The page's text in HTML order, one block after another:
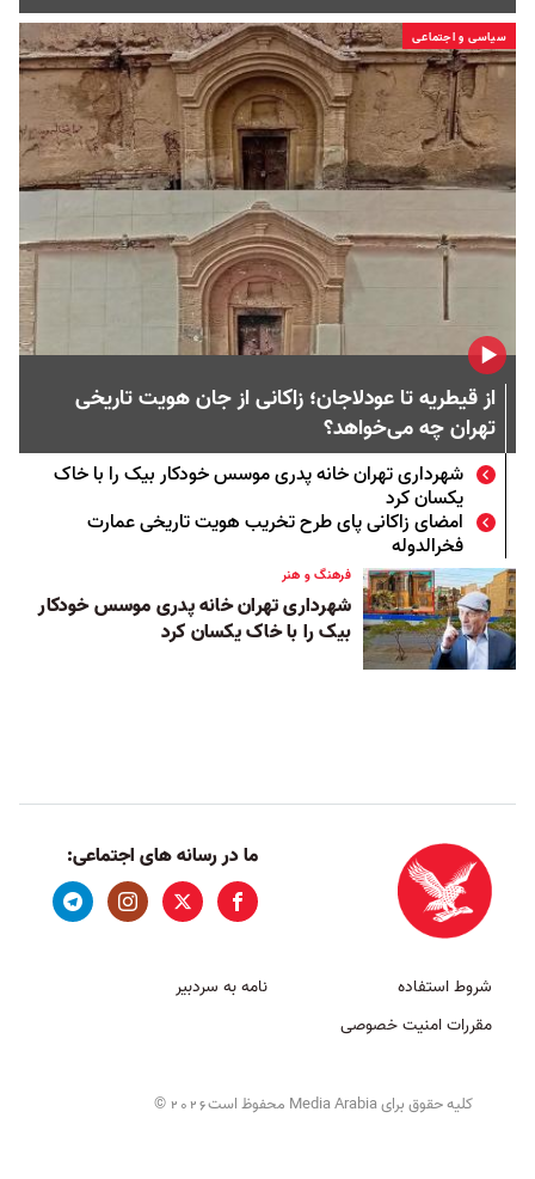
سیاسی و اجتماعی
از قیطریه تا عودلاجان؛ زاکانی از جان هویت تاریخی
تهران چه می‌خواهد؟
شهرداری تهران خانه پدری موسس خودکار بیک را با خاک
یکسان کرد
امضای زاکانی پای طرح تخریب هویت تاریخی عمارت
فخرالدوله
فرهنگ و هنر
شهرداری تهران خانه پدری موسس خودکار
بیک را با خاک یکسان کرد
ما در رسانه های اجتماعی:
شروط استفاده
مقررات امنیت خصوصی
نامه به سردبیر
کلیه حقوق برای Media Arabia محفوظ است 2026
©